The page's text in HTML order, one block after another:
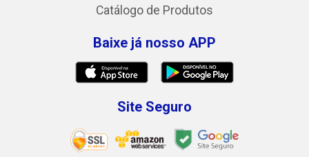
Catálogo de Produtos
Baixe já nosso APP
Site Seguro